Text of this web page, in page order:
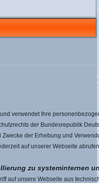
verwendet Ihre
der Bundesrepublik
Zwecke der Erhebung und
auf unserer Webseite
zu systeminternen
auf unsere Webseite aus